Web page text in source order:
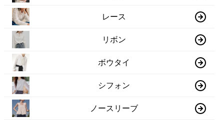
レース
リボン
ボウタイ
シフォン
ノースリーブ